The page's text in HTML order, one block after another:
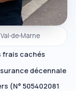
frais cachés
décennale
(N° 505402081